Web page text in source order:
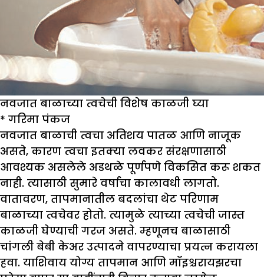
नवजात बाळाच्या त्वचेची विशेष काळजी घ्या
* गरिमा पंकज
नवजात बाळाची त्वचा अतिशय पातळ आणि नाजूक
असते, कारण त्वचा इतक्या लवकर संरक्षणासाठी
आवश्यक असलेले अडथळे पूर्णपणे विकसित करू शकत
नाही. त्यासाठी सुमारे वर्षाचा कालावधी लागतो.
वातावरण, तापमानातील बदलांचा थेट परिणाम
बाळाच्या त्वचेवर होतो. त्यामुळे त्याच्या त्वचेची जास्त
काळजी घेण्याची गरज असते. म्हणूनच बाळासाठी
चांगली बेबी केअर उत्पादने वापरण्याचा प्रयत्न करायला
हवा. याशिवाय योग्य तापमान आणि मॉइश्चरायझरचा